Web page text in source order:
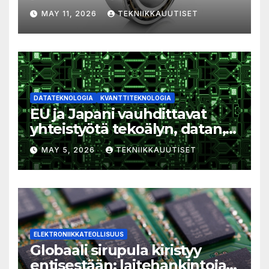
tehokkuutta ja
luotettavuutta
MAY 11, 2026 TEKNIIKKAUUTISET
DATATEKNOLOGIA KVANTTITEKNOLOGIA
EU ja Japani vauhdittavat
yhteistyötä tekoälyn, datan,
kvanttiteknologian ja sirujen
alalla
MAY 5, 2026 TEKNIIKKAUUTISET
ELEKTRONIIKKATEOLLISUUS
Globaali sirupula kiristyy
entisestään: laitehankintoja